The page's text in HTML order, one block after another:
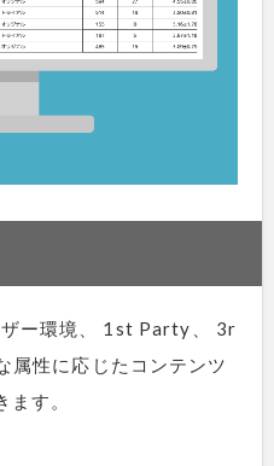
ー環境、 1st Party、 3r
性に応じたコンテンツ
す。